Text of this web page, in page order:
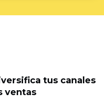
tus canales
ventas